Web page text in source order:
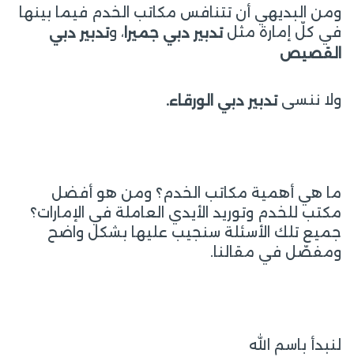
ومن البديهي أن تتنافس مكاتب الخدم فيما بينها
في كلّ إمارة مثلتدبير دبي جميرا ، وتدبير دبي
القصيص
ولا ننسى تدبير دبي الورقاء.
ما هي أهمية مكاتب الخدم؟ ومن هو أفضل
مكتب للخدم وتوريد الأيدي العاملة في الإمارات؟
جميع تلك الأسئلة سنجيب عليها بشكل واضح
ومفصّل في مقالنا.
لنبدأ باسم الله